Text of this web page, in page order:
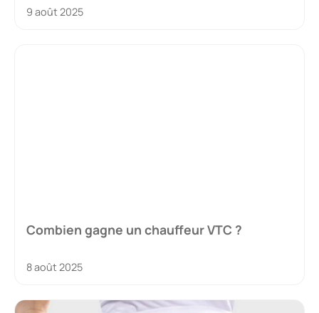
9 août 2025
Combien gagne un chauffeur VTC ?
8 août 2025